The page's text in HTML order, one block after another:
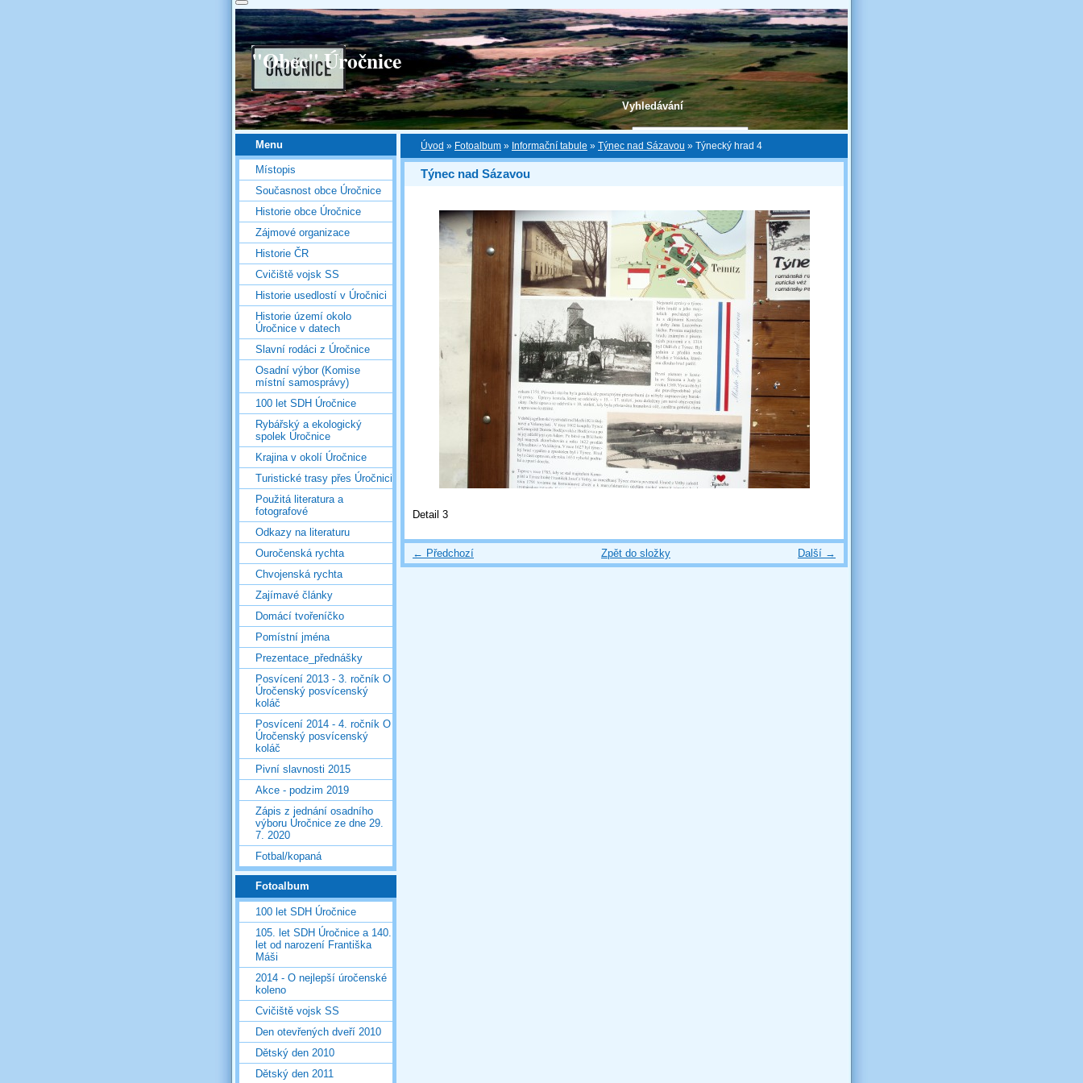
Vyhledávání
"Obec" Úročnice
Úvod » Fotoalbum » Informační tabule » Týnec nad Sázavou » Týnecký hrad 4
Týnec nad Sázavou
Detail 3
← Předchozí Další →
Zpět do složky
Menu
Místopis
Současnost obce Úročnice
Historie obce Úročnice
Zájmové organizace
Historie ČR
Cvičiště vojsk SS
Historie usedlostí v Úročnici
Historie území okolo
Úročnice v datech
Slavní rodáci z Úročnice
Osadní výbor (Komise
místní samosprávy)
100 let SDH Úročnice
Rybářský a ekologický
spolek Úročnice
Krajina v okolí Úročnice
Turistické trasy přes Úročnici
Použitá literatura a
fotografové
Odkazy na literaturu
Ouročenská rychta
Chvojenská rychta
Zajímavé články
Domácí tvořeníčko
Pomístní jména
Prezentace_přednášky
Posvícení 2013 - 3. ročník O
Úročenský posvícenský
koláč
Posvícení 2014 - 4. ročník O
Úročenský posvícenský
koláč
Pivní slavnosti 2015
Akce - podzim 2019
Zápis z jednání osadního
výboru Úročnice ze dne 29.
7. 2020
Fotbal/kopaná
Fotoalbum
100 let SDH Úročnice
105. let SDH Úročnice a 140.
let od narození Františka
Máši
2014 - O nejlepší úročenské
koleno
Cvičiště vojsk SS
Den otevřených dveří 2010
Dětský den 2010
Dětský den 2011